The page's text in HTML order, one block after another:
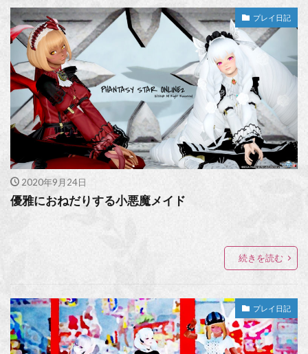
プレイ日記
2020年9月24日
優雅におねだりする小悪魔メイド
続きを読む
プレイ日記